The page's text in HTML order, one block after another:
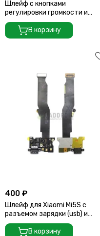
Шлейф с кнопками
регулировки громкости и
включения для Vivo X200
В корзину
400 ₽
Шлейф для Xiaomi Mi5S с
разъемом зарядки (usb) и
микрофоном
В корзину